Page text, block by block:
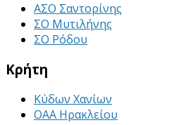
ΑΣΟ Σαντορίνης
ΣΟ Μυτιλήνης
ΣΟ Ρόδου
Κρήτη
Κύδων Χανίων
ΟΑΑ Ηρακλείου